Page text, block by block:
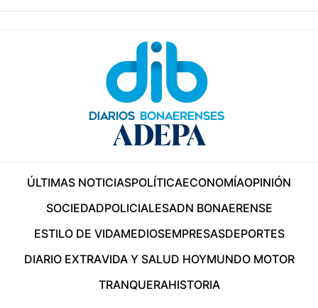
ÚLTIMAS NOTICIASPOLÍTICAECONOMÍAOPINIÓN
SOCIEDADPOLICIALESADN BONAERENSE
ESTILO DE VIDAMEDIOSEMPRESASDEPORTES
DIARIO EXTRAVIDA Y SALUD HOYMUNDO MOTOR
TRANQUERAHISTORIA